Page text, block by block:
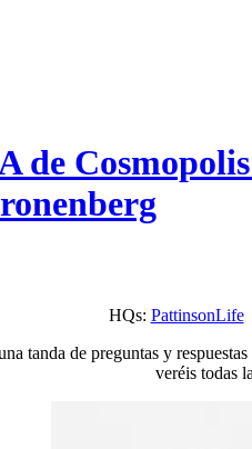
de
HQs: PattinsonLife
tanda de preguntas y
veréis todas